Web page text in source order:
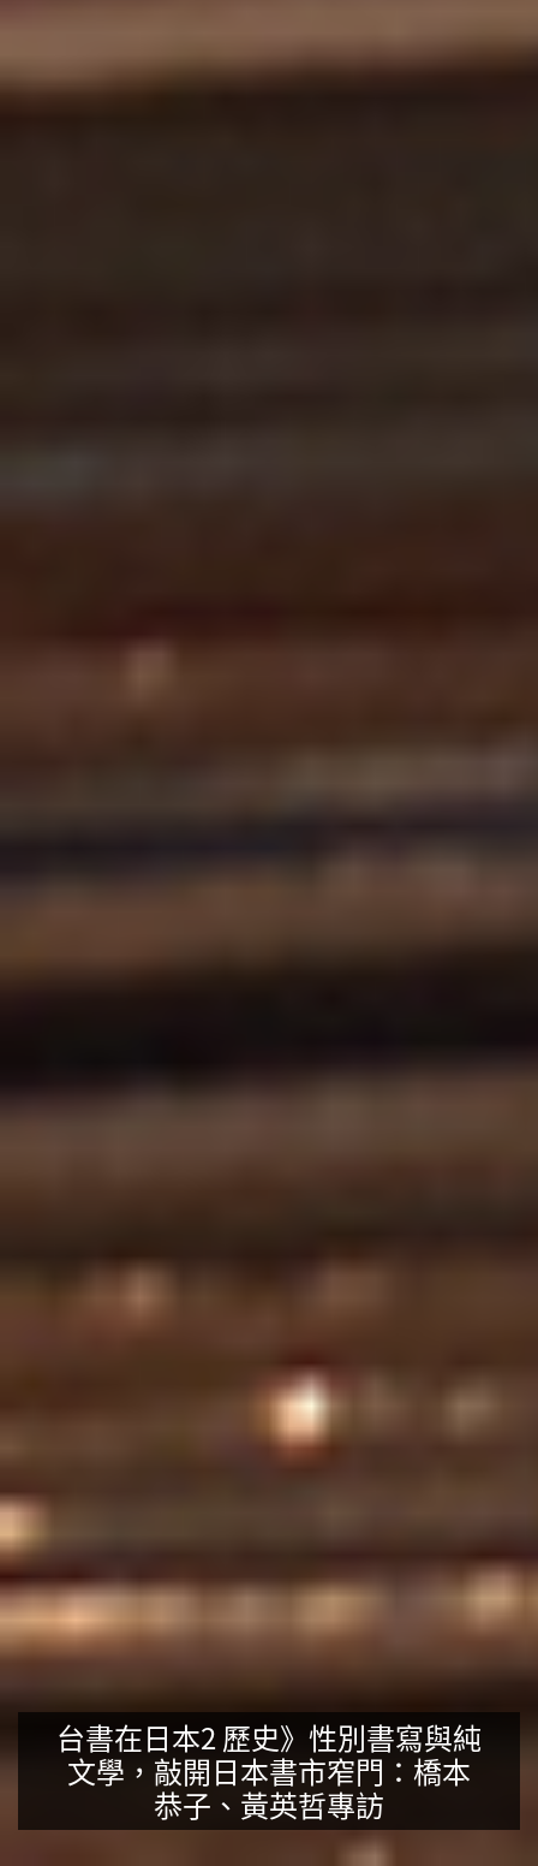
台書在日本2 歷史》性別書寫與純
文學，敲開日本書市窄門：橋本
恭子、黃英哲專訪